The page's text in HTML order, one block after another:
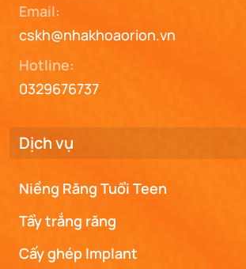
Email:
cskh@nhakhoaorion.vn
Hotline:
0329676737
Dịch vụ
Niềng Răng Tuổi Teen
Tẩy trắng răng
Cấy ghép Implant